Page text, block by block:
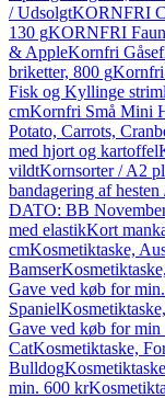
/ UdsolgtKORNFRI
130 gKORNFRI
& AppleKornfri
briketter, 800 gKornfri
Fisk og Kyllinge
cmKornfri Små Mini
Potato, Carrots,
med hjort og kartoffel
vildtKornsorter / A2
bandagering af
DATO: BB
med elastikKort
cmKosmetiktaske,
Bamser
Gave ved køb for
Spaniel
Gave ved køb for min
CatKosmetiktaske,
Bulldog
min. 600 kr